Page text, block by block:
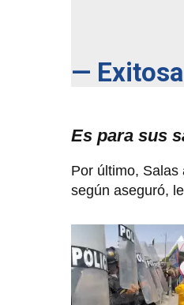
—
Es para sus
Por último,
según aseguró,